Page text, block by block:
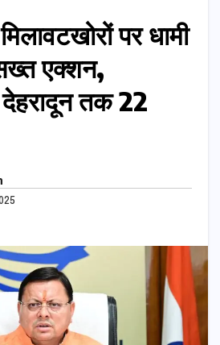
पर धामी
एक्शन,
तक 22